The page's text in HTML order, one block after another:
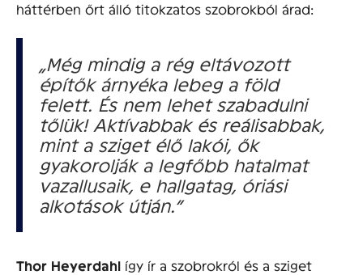
háttérben őrt álló titokzatos szobrokból árad:
„Még mindig a rég eltávozott
építők árnyéka lebeg a föld
felett. És nem lehet szabadulni
tőlük! Aktívabbak és reálisabbak,
mint a sziget élő lakói, ők
gyakorolják a legfőbb hatalmat
vazallusaik, e hallgatag, óriási
alkotások útján.”
Thor Heyerdahl így ír a szobrokról és a sziget